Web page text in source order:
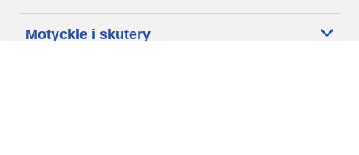
Motyckle i skutery